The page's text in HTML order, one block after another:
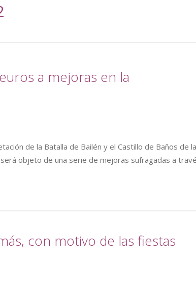
a mejoras en la
de la Batalla de Bailén y el Castillo de Baños de la
objeto de una serie de mejoras sufragadas a
con motivo de las fiestas